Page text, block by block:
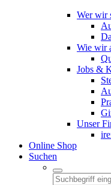
Wer wir
Wie wir
Jobs &
Unser
Online Shop
Suchen